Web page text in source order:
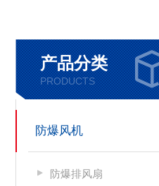
产品分类
PRODUCTS
防爆风机
防爆排风扇